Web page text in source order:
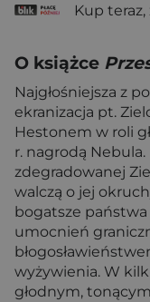
Kup teraz,
O książce
Najgłośniejsza z
ekranizacja pt.
Hestonem w roli
r. nagrodą
zdegradowanej
walczą o jej
bogatsze państwa
umocnień
wyżywienia. W
głodnym,